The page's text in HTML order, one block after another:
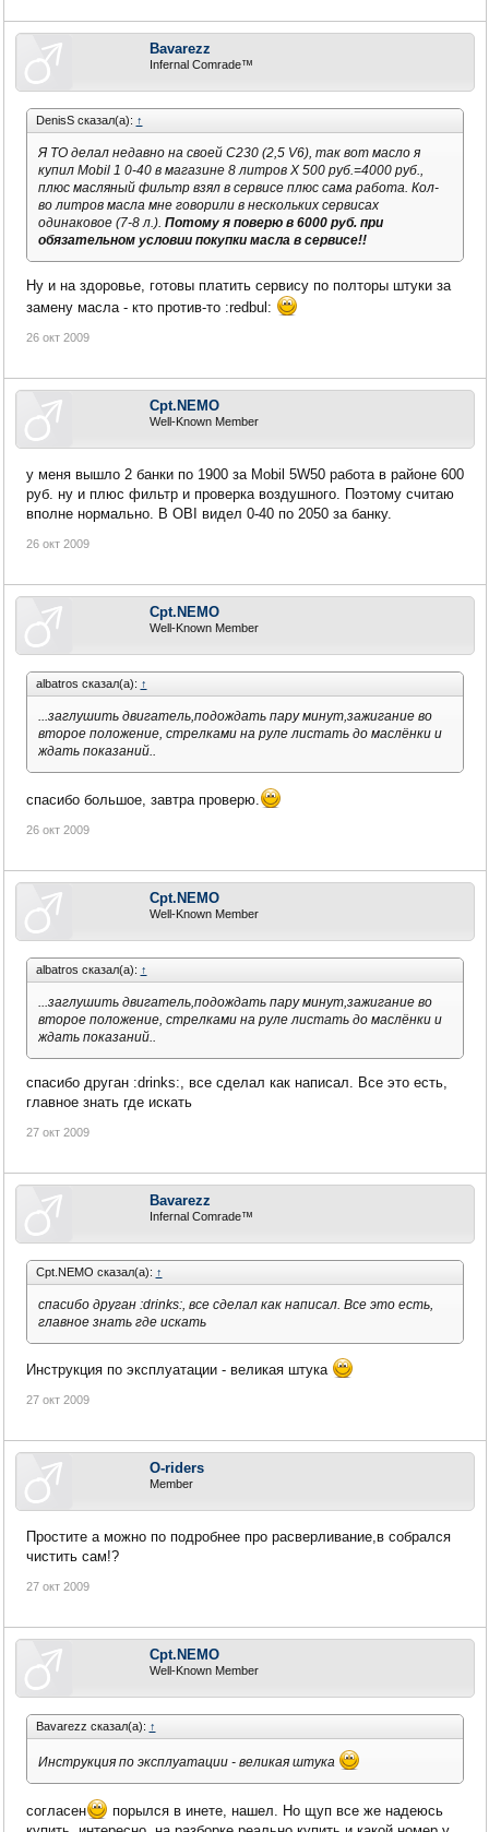
Bavarezz
Infernal Comrade™
DenisS сказал(а): ↑
Я ТО делал недавно на своей С230 (2,5 V6), так вот масло я
купил Mobil 1 0-40 в магазине 8 литров Х 500 руб.=4000 руб.,
плюс масляный фильтр взял в сервисе плюс сама работа. Кол-
во литров масла мне говорили в нескольких сервисах
одинаковое (7-8 л.). Потому я поверю в 6000 руб. при
обязательном условии покупки масла в сервисе!!
Ну и на здоровье, готовы платить сервису по полторы штуки за
замену масла - кто против-то :redbul:
26 окт 2009
Cpt.NEMO
Well-Known Member
у меня вышло 2 банки по 1900 за Mobil 5W50 работа в районе 600
руб. ну и плюс фильтр и проверка воздушного. Поэтому считаю
вполне нормально. В OBI видел 0-40 по 2050 за банку.
26 окт 2009
Cpt.NEMO
Well-Known Member
albatros сказал(а): ↑
...заглушить двигатель,подождать пару минут,зажигание во
второе положение, стрелками на руле листать до маслёнки и
ждать показаний..
спасибо большое, завтра проверю.
26 окт 2009
Cpt.NEMO
Well-Known Member
albatros сказал(а): ↑
...заглушить двигатель,подождать пару минут,зажигание во
второе положение, стрелками на руле листать до маслёнки и
ждать показаний..
спасибо друган :drinks:, все сделал как написал. Все это есть,
главное знать где искать
27 окт 2009
Bavarezz
Infernal Comrade™
Cpt.NEMO сказал(а): ↑
спасибо друган :drinks:, все сделал как написал. Все это есть,
главное знать где искать
Инструкция по эксплуатации - великая штука
27 окт 2009
O-riders
Member
Простите а можно по подробнее про расверливание,в собрался
чистить сам!?
27 окт 2009
Cpt.NEMO
Well-Known Member
Bavarezz сказал(а): ↑
Инструкция по эксплуатации - великая штука
согласен
порылся в инете, нашел. Но щуп все же надеюсь